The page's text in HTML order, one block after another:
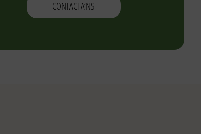
CONTACTA’NS